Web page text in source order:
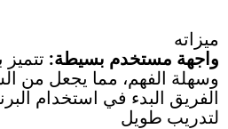
ميزاته
واجهة مستخدم بسيطة:
وسهلة الفهم، مما يجعل من
الفريق البدء في استخدام
لتدريب طويل